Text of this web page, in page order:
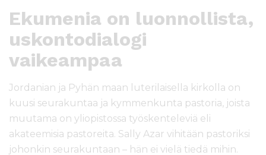
Ekumenia on luonnollista,
uskontodialogi
vaikeampaa
Jordanian ja Pyhän maan luterilaisella kirkolla on
kuusi seurakuntaa ja kymmenkunta pastoria, joista
muutama on yliopistossa työskenteleviä eli
akateemisia pastoreita. Sally Azar vihitään pastoriksi
johonkin seurakuntaan – hän ei vielä tiedä mihin.